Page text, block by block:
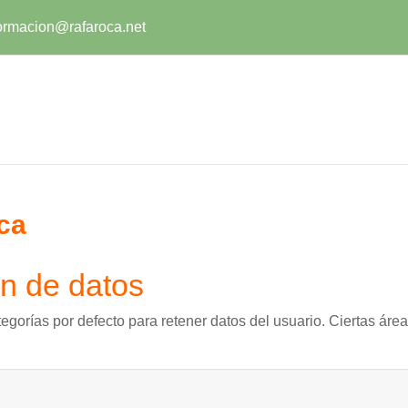
de datos
por defecto para retener datos del usuario. Ciertas